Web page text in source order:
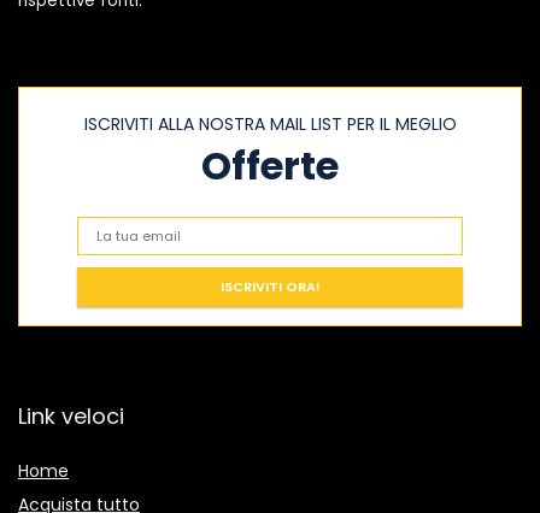
ISCRIVITI ALLA NOSTRA MAIL LIST PER IL MEGLIO
Offerte
Link veloci
Home
Acquista tutto